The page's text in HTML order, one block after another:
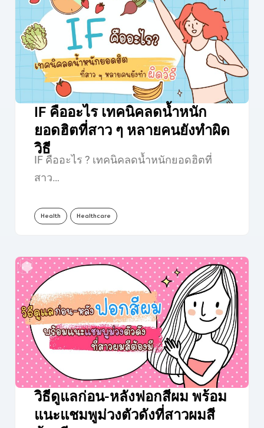
IF คืออะไร เทคนิคลดน้ำหนัก
ยอดฮิตที่สาว ๆ หลายคนยังทำผิด
วิธี
IF คืออะไร ? เทคนิคลดน้ำหนักยอดฮิตที่
สาว…
Health Healthcare
วิธีดูแลก่อน-หลังฟอกสีผม พร้อม
แนะแชมพูม่วงตัวดังที่สาวผมสี